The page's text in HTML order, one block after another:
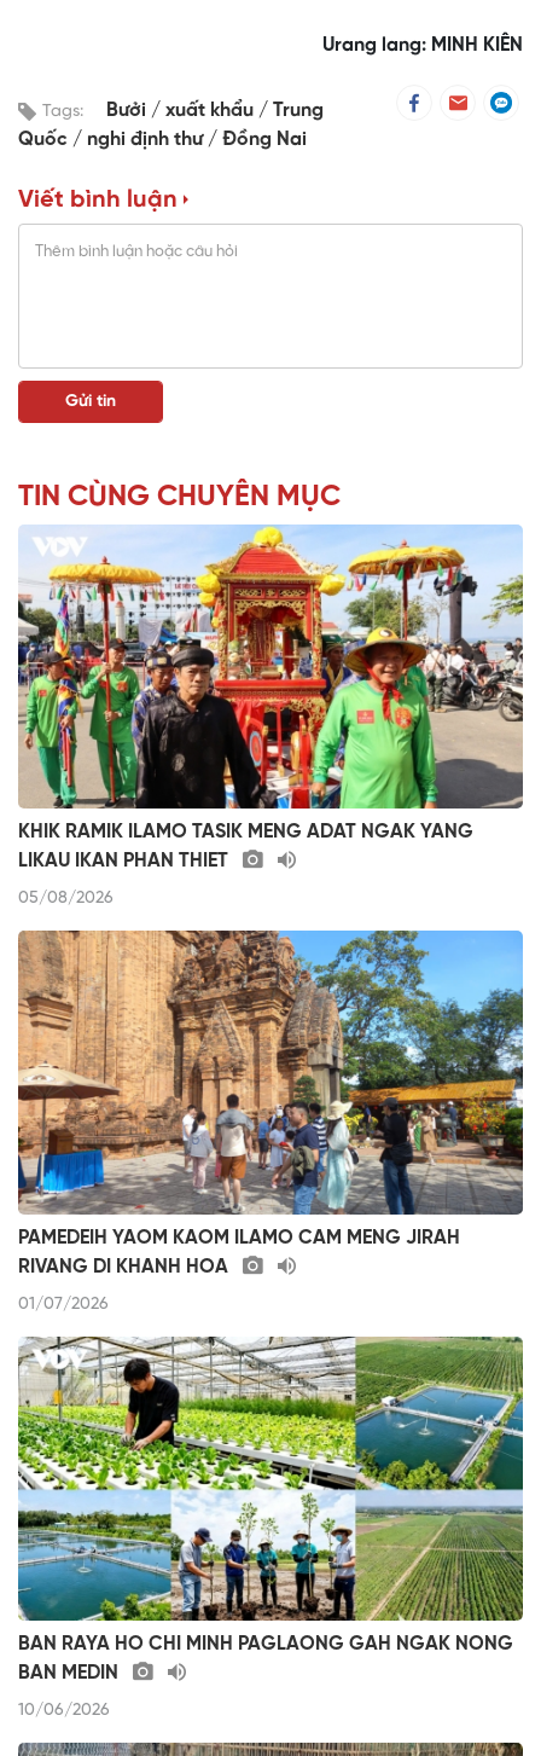
Urang lang: MINH KIÊN
Tags: Bưởi xuất khẩu
Trung
Quốc
nghi định thư Đồng Nai
Viết bình luận
TIN CÙNG CHUYÊN MỤC
KHIK RAMIK ILAMO TASIK MENG ADAT NGAK YANG
LIKAU IKAN PHAN THIET
05/08/2026
PAMEDEIH YAOM KAOM ILAMO CAM MENG JIRAH
RIVANG DI KHANH HOA
01/07/2026
BAN RAYA HO CHI MINH PAGLAONG GAH NGAK NONG
BAN MEDIN
10/06/2026